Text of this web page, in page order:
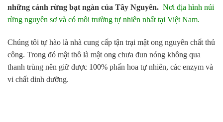
những cánh rừng bạt ngàn của Tây Nguyên. Nơi địa hình núi
rừng nguyên sơ và có môi trường tự nhiên nhất tại Việt Nam.
Chúng tôi tự hào là nhà cung cấp tận trại mật ong nguyên chất thủ
công. Trong đó mật thô là mật ong chưa đun nóng không qua
thanh trùng nên giữ được 100% phấn hoa tự nhiên, các enzym và
vi chất dinh dưỡng.